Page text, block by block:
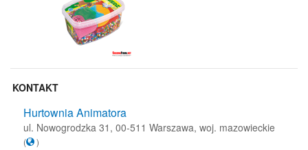
KONTAKT
Hurtownia Animatora
ul. Nowogrodzka 31, 00-511 Warszawa, woj. mazowieckie
( )